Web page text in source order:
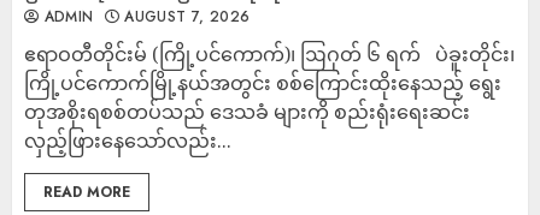
ADMIN AUGUST 7, 2026
ဧရာဝတီတိုင်းမ် (ကြို့ပင်ကောက်)၊ ဩဂုတ် ၆ ရက် ပဲခူးတိုင်း၊
ကြို့ပင်ကောက်မြို့နယ်အတွင်း စစ်ကြောင်းထိုးနေသည့် ရွေး
တုအစိုးရစစ်တပ်သည် ဒေသခံ များကို စည်းရုံးရေးဆင်း
လှည့်ဖြားနေသော်လည်း...
READ MORE